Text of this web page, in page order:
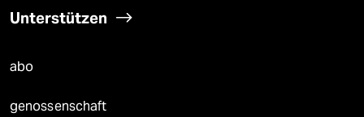
Unterstützen
abo
genossenschaft